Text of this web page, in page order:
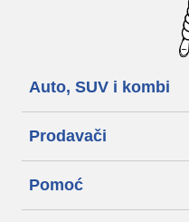
Auto, SUV i kombi
Prodavači
Pomoć